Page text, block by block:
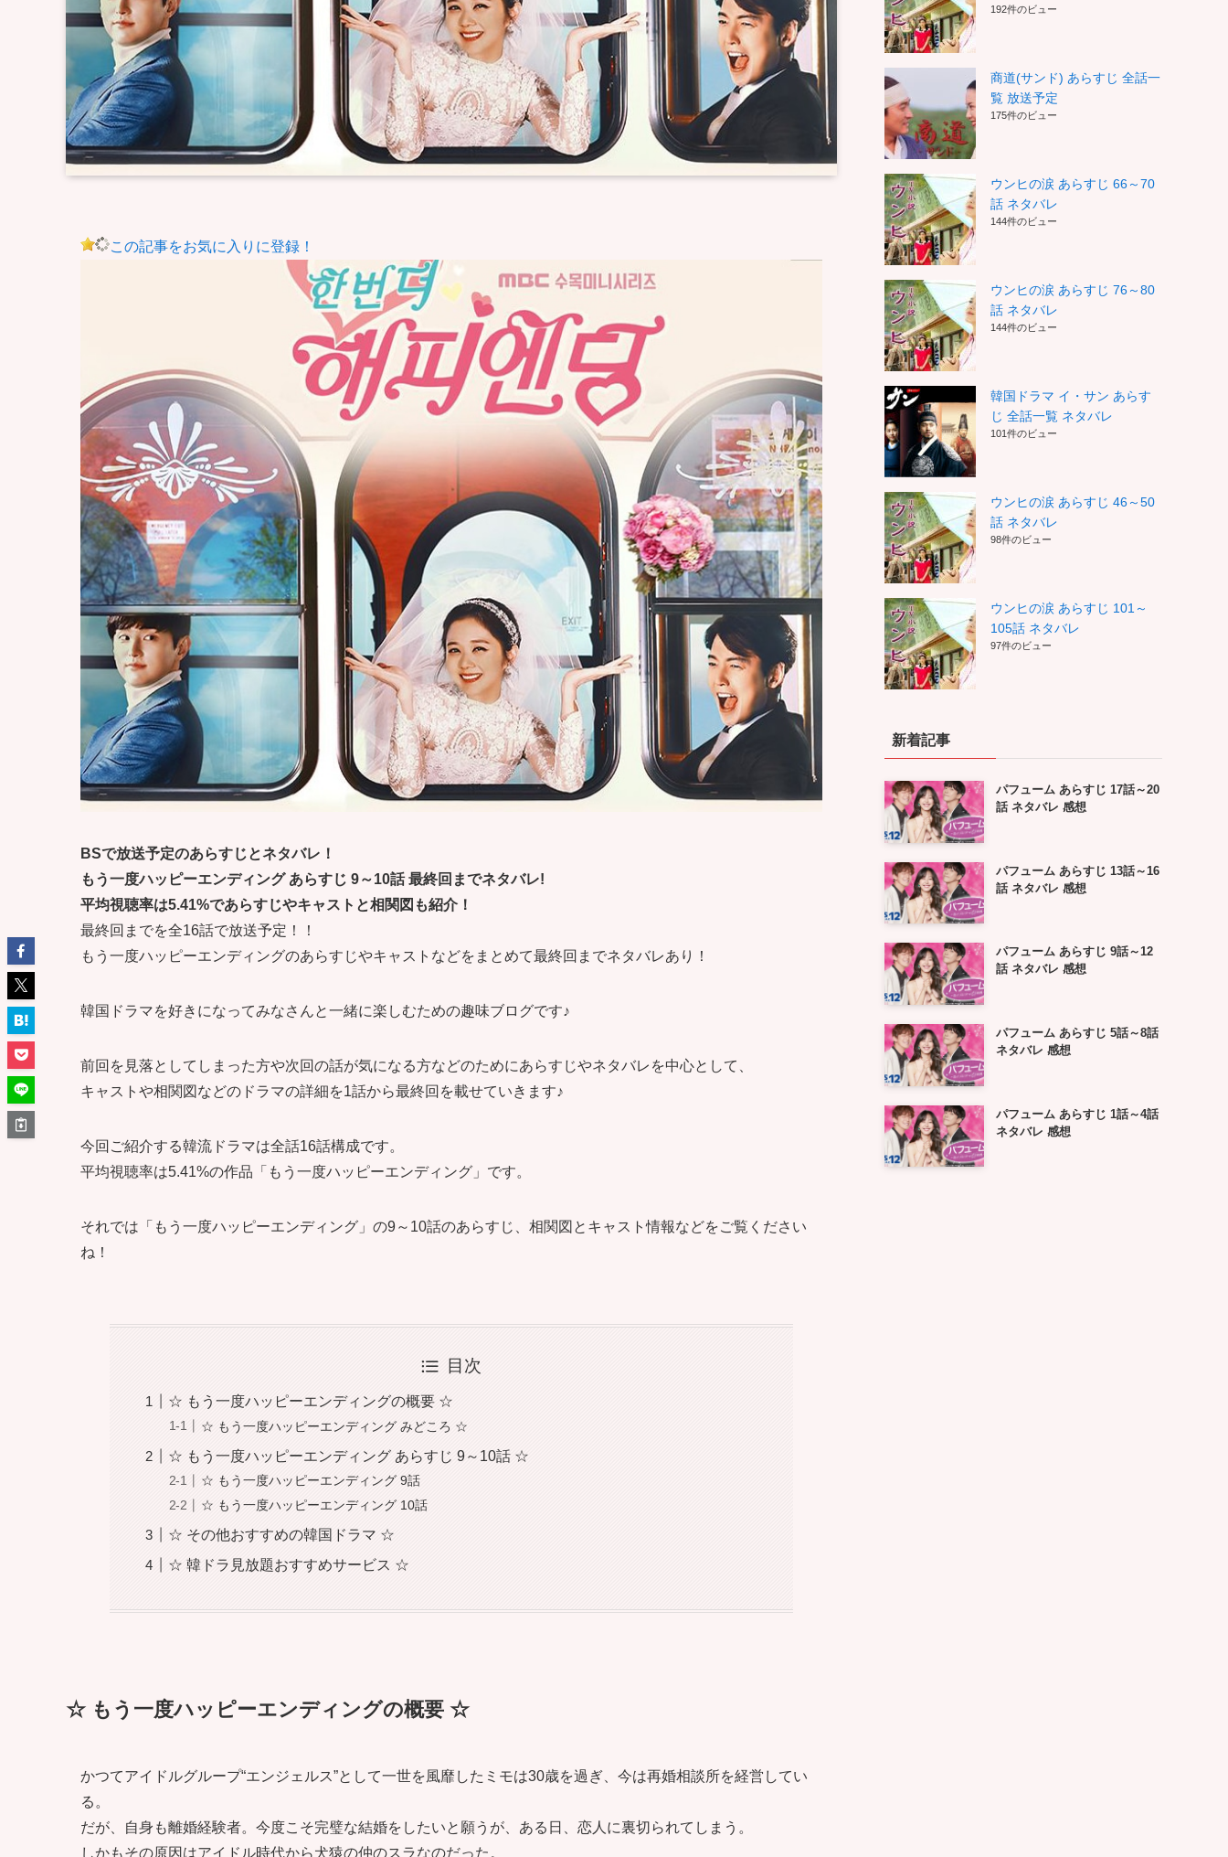
この記事をお気に入りに登録！
BSで放送予定のあらすじとネタバレ！
もう一度ハッピーエンディング あらすじ 9～10話 最終回までネタバレ!
平均視聴率は5.41%であらすじやキャストと相関図も紹介！
最終回までを全16話で放送予定！！
もう一度ハッピーエンディングのあらすじやキャストなどをまとめて最終回までネタバレあり！
韓国ドラマを好きになってみなさんと一緒に楽しむための趣味ブログです♪
前回を見落としてしまった方や次回の話が気になる方などのためにあらすじやネタバレを中心として、
キャストや相関図などのドラマの詳細を1話から最終回を載せていきます♪
今回ご紹介する韓流ドラマは全話16話構成です。
平均視聴率は5.41%の作品「もう一度ハッピーエンディング」です。
それでは「もう一度ハッピーエンディング」の9～10話のあらすじ、相関図とキャスト情報などをご覧ください
ね！
目次
☆ もう一度ハッピーエンディングの概要 ☆
☆ もう一度ハッピーエンディング みどころ ☆
☆ もう一度ハッピーエンディング あらすじ 9～10話 ☆
☆ もう一度ハッピーエンディング 9話
☆ もう一度ハッピーエンディング 10話
☆ その他おすすめの韓国ドラマ ☆
☆ 韓ドラ見放題おすすめサービス ☆
☆ もう一度ハッピーエンディングの概要 ☆
かつてアイドルグループ“エンジェルス”として一世を風靡したミモは30歳を過ぎ、今は再婚相談所を経営してい
る。
だが、自身も離婚経験者。今度こそ完璧な結婚をしたいと願うが、ある日、恋人に裏切られてしまう。
しかもその原因はアイドル時代から犬猿の仲のスラなのだった。
192件のビュー
商道(サンド) あらすじ 全話一
覧 放送予定
175件のビュー
ウンヒの涙 あらすじ 66～70
話 ネタバレ
144件のビュー
ウンヒの涙 あらすじ 76～80
話 ネタバレ
144件のビュー
韓国ドラマ イ・サン あらす
じ 全話一覧 ネタバレ
101件のビュー
ウンヒの涙 あらすじ 46～50
話 ネタバレ
98件のビュー
ウンヒの涙 あらすじ 101～
105話 ネタバレ
97件のビュー
新着記事
パフューム あらすじ 17話～20
話 ネタバレ 感想
パフューム あらすじ 13話～16
話 ネタバレ 感想
パフューム あらすじ 9話～12
話 ネタバレ 感想
パフューム あらすじ 5話～8話
ネタバレ 感想
パフューム あらすじ 1話～4話
ネタバレ 感想